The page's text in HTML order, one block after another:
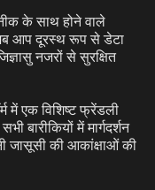
के साथ होने वाले
आप दूरस्थ रूप से डेटा
नजरों से सुरक्षित
में एक विशिष्ट फ्रेंडली
बारीकियों में मार्गदर्शन
जासूसी की आकांक्षाओं की